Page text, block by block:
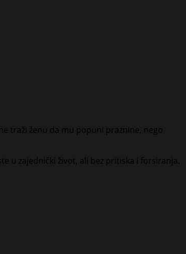
traži ženu da mu popuni praznine, nego
u zajednički život, ali bez pritiska i forsiranja.